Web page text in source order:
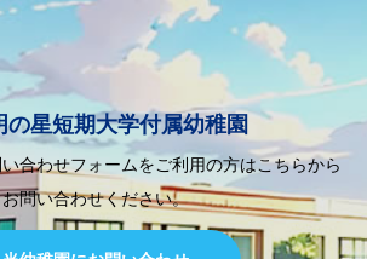
の星短期大学付属幼稚園
合わせフォームをご利用の方はこちらから
お問い合わせください。